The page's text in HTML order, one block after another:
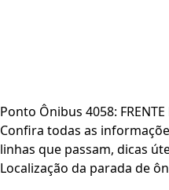
Ponto Ônibus 4058: FRENTE
Confira todas as
linhas que passam, dicas
Localização da parada de